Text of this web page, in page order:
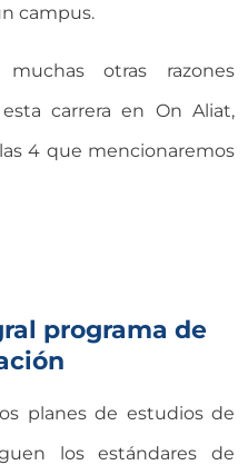
campus.
otras razones
carrera en On Aliat,
4 que mencionaremos
programa de
planes de estudios de
los estándares de